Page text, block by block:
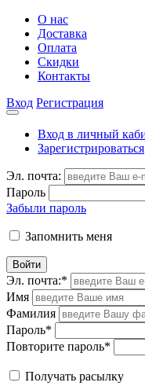
О нас
Доставка
Оплата
Скидки
Контакты
Вход Регистрация
Вход в личный
Зарегистрироваться
Эл. почта:
Пароль
Забыли пароль
Запомнить меня
Войти
Эл. почта:*
Имя
Фамилия
Пароль*
Повторите пароль*
Получать расылку